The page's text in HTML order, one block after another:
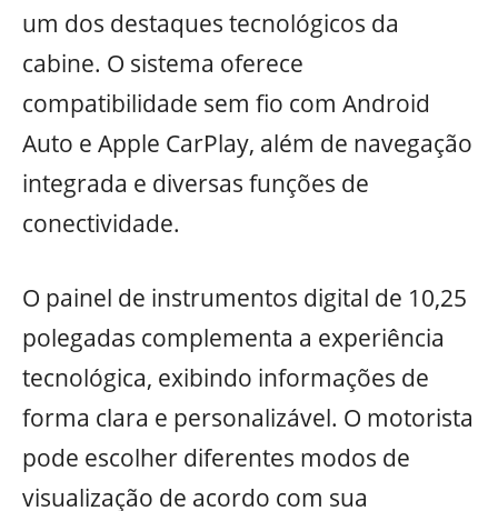
um dos destaques tecnológicos da
cabine. O sistema oferece
compatibilidade sem fio com Android
Auto e Apple CarPlay, além de navegação
integrada e diversas funções de
conectividade.
O painel de instrumentos digital de 10,25
polegadas complementa a experiência
tecnológica, exibindo informações de
forma clara e personalizável. O motorista
pode escolher diferentes modos de
visualização de acordo com sua